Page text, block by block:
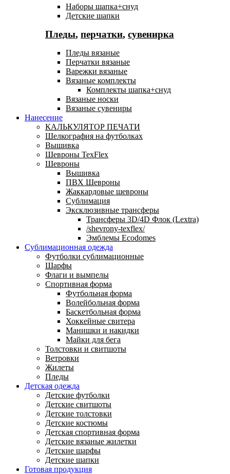
Наборы шапка+снуд
Детские шапки
Пледы, перчатки, сувенирка
Пледы вязаные
Перчатки вязаные
Варежки вязаные
Вязаные комплекты
Комплекты шапка+снуд
Вязаные носки
Вязаные сувениры
Нанесение
КАЛЬКУЛЯТОР ПЕЧАТИ
Шелкография на футболках
Вышивка
Шевроны TexFlex
Шевроны
Вышивка
ПВХ Шевроны
Жаккардовые шевроны
Сублимация
Эксклюзивные трансферы
Трансферы 3D/4D Флок (Lextra)
/shevrony-texflex/
Эмблемы Ecodomes
Сублимационная одежда
Футболки сублимационные
Шарфы
Флаги и вымпелы
Спортивная форма
Футбольная форма
Волейбольная форма
Баскетбольная форма
Хоккейные свитера
Манишки и накидки
Майки для бега
Толстовки и свитшоты
Ветровки
Жилеты
Пледы
Детская одежда
Детские футболки
Детские свитшоты
Детские толстовки
Детские костюмы
Детская спортивная форма
Детские вязаные жилетки
Детские шарфы
Детские шапки
Готовая продукция